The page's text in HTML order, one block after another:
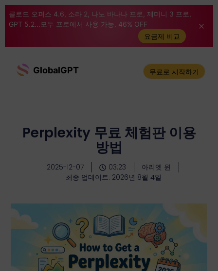
클로드 오퍼스 4.6, 소라 2, 나노 바나나 프로, 제미니 3 프로,
GPT 5.2...모두 프로에서 사용 가능. 46% OFF
요금제 비교
GlobalGPT 무료로 시작하기
Perplexity 무료 체험판 이용
방법
2025-12-07 03:23
아리엣 윈
최종 업데이트: 2026년 8월 4일